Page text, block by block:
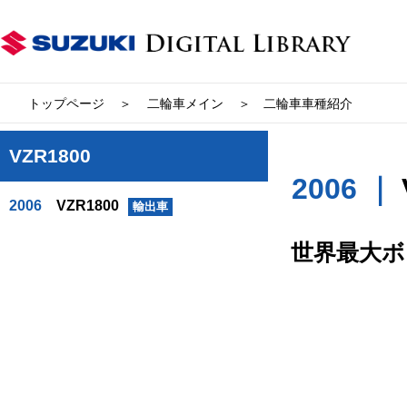
トップページ 二輪車メイン 二輪車車種紹介
VZR1800
2006 VZR1800 輸出車
2006 ｜
世界最大